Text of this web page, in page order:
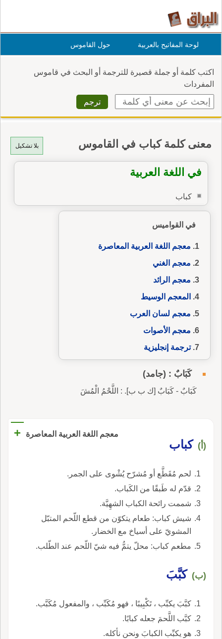
لوحة المفاتيح بالعربية حول القاموس
اكتب كلمة أو جملة قصيرة للترجمة أو البحث في قاموس
المفردات
بلا تشكيل معنى كلمة كباب في القاموس
في اللغة العربية
كباب
في القواميس
معجم اللغة العربية المعاصرة
معجم الغني
معجم الرائد
المعجم الوسيط
معجم لسان العرب
معجم الأصوات
ترجمة إنجليزية
كَبَابٌ : (جامد)
كَبَابٌ - كَبَابٌ [ك ب ب]. : اللَّحْمُ الْمُشَ
معجم اللغة العربية المعاصرة +
(أ) كباب
لحم مُقَطَّع أو مُشرّح يُشْوى على الجمر.
قدّم له طَبقًا من الكَباب.
شممت رائحة الكباب الشهِيَّة.
شيش كباب: طعام يتكوّن من قطع اللّحم المتبّل
المشويّ على أسياخ مع الخضار.
مطعم كباب: محلّ يتمُّ فيه شيّ اللّحم عند الطّلب.
(ب) كبَّبَ
كبَّبَ يكبِّب ، تَكْبِيبًا ، فهو مُكَبِّب ، والمفعول مُكَبَّب.
كبَّب اللَّحمَ جعله كبابًا.
هو يكبِّب الكبابَ ونحن نأكله.